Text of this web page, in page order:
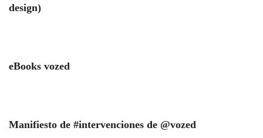
design)
eBooks vozed
Manifiesto de #intervenciones de @vozed